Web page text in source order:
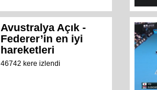
Avustralya Açık -
Federer’in en iyi
hareketleri
46742 kere izlendi